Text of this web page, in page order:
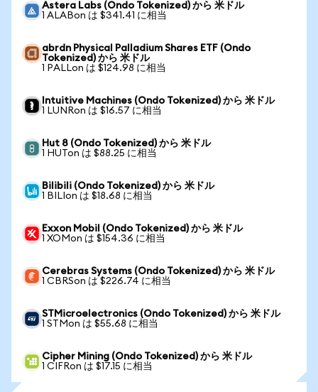
Astera Labs (Ondo Tokenized) から 米ドル
1 ALABon は $341.41 に相当
abrdn Physical Palladium Shares ETF (Ondo
Tokenized) から 米ドル
1 PALLon は $124.98 に相当
Intuitive Machines (Ondo Tokenized) から 米ドル
1 LUNRon は $16.57 に相当
Hut 8 (Ondo Tokenized) から 米ドル
1 HUTon は $88.25 に相当
Bilibili (Ondo Tokenized) から 米ドル
1 BILIon は $18.68 に相当
Exxon Mobil (Ondo Tokenized) から 米ドル
1 XOMon は $154.36 に相当
Cerebras Systems (Ondo Tokenized) から 米ドル
1 CBRSon は $226.74 に相当
STMicroelectronics (Ondo Tokenized) から 米ドル
1 STMon は $55.68 に相当
Cipher Mining (Ondo Tokenized) から 米ドル
1 CIFRon は $17.15 に相当